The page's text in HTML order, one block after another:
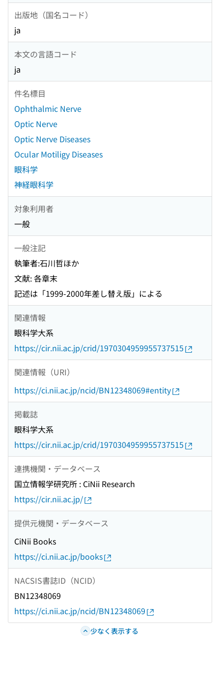
出版地（国名コード）
ja
本文の言語コード
ja
件名標目
Ophthalmic Nerve
Optic Nerve
Optic Nerve Diseases
Ocular Motiligy Diseases
眼科学
神経眼科学
対象利用者
一般
一般注記
執筆者:石川哲ほか
文献: 各章末
記述は「1999-2000年差し替え版」による
関連情報
眼科学大系
https://cir.nii.ac.jp/crid/1970304959955737515
関連情報（URI）
https://ci.nii.ac.jp/ncid/BN12348069#entity
掲載誌
眼科学大系
https://cir.nii.ac.jp/crid/1970304959955737515
連携機関・データベース
国立情報学研究所 : CiNii Research
https://cir.nii.ac.jp/
提供元機関・データベース
CiNii Books
https://ci.nii.ac.jp/books
NACSIS書誌ID（NCID）
BN12348069
https://ci.nii.ac.jp/ncid/BN12348069
少なく表示する